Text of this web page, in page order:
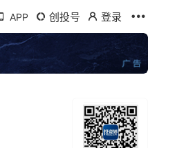
APP 创投号 登录